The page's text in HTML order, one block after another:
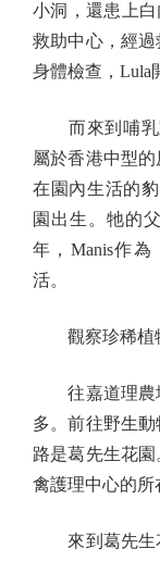
小洞，還患上
救助中心，經
身體檢查，Lula
而來到哺乳
屬於香港中型的
在園內生活的
園出生。牠的
年，Manis作
活。
觀察珍稀植
往嘉道理農場
多。前往野生
路是葛先生花
禽護理中心的所
來到葛先生花